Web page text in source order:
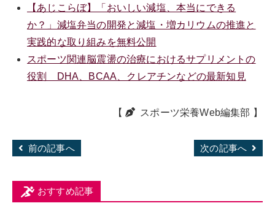
【あじこらぼ】「おいしい減塩、本当にできる
か？」減塩弁当の開発と減塩・増カリウムの推進と
実践的な取り組みを無料公開
スポーツ関連脳震盪の治療におけるサプリメントの
役割 DHA、BCAA、クレアチンなどの最新知見
【 スポーツ栄養Web編集部 】
前の記事へ 次の記事へ
おすすめ記事